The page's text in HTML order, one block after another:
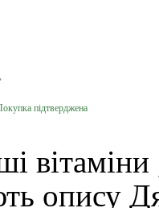
підтверджена
опису